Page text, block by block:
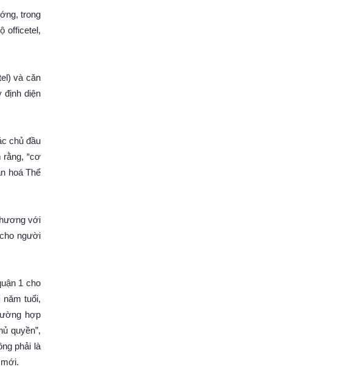
trong
officetel,
và căn
định diện
chủ đầu
“cơ
hoá Thể
với
người
1 cho
tuổi,
hợp
quyền”,
phải là